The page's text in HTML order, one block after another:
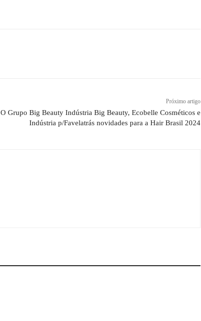
Próximo artigo
O Grupo Big Beauty Indústria Big Beauty, Ecobelle Cosméticos e
Indústria p/Favelatrás novidades para a Hair Brasil 2024